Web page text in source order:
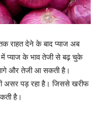
देने के बाद प्याज अब
प्याज के भाव तेजी से बढ़ चुके
आगे और तेजी आ सकती है।
असर पड़ रहा है। जिससे खरीफ
है।